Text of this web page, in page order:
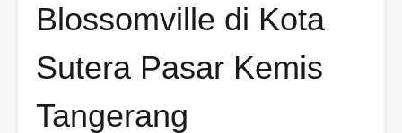
Blossomville di Kota
Sutera Pasar Kemis
Tangerang